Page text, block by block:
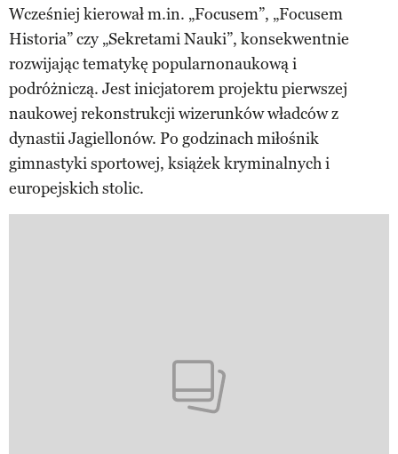
Wcześniej kierował m.in. „Focusem”, „Focusem
Historia” czy „Sekretami Nauki”, konsekwentnie
rozwijając tematykę popularnonaukową i
podróżniczą. Jest inicjatorem projektu pierwszej
naukowej rekonstrukcji wizerunków władców z
dynastii Jagiellonów. Po godzinach miłośnik
gimnastyki sportowej, książek kryminalnych i
europejskich stolic.